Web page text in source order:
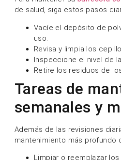
Además de las revisiones
mantenimiento más profundo
Limpiar o reemplazar
Inspeccione las correas
Compruebe el nivel de
baterías de plomo-ácido).
Problemas
soluciones
reparación de
comerciales